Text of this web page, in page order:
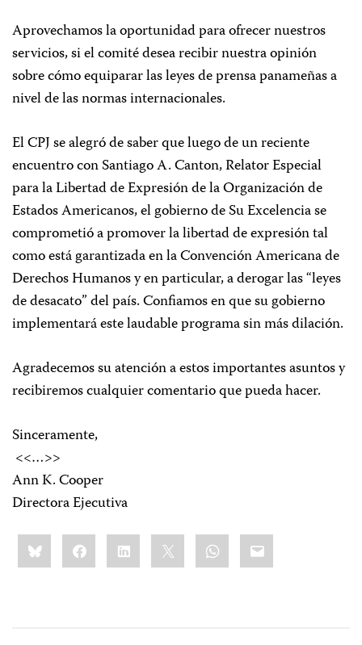
Aprovechamos la oportunidad para ofrecer nuestros
servicios, si el comité desea recibir nuestra opinión
sobre cómo equiparar las leyes de prensa panameñas a
nivel de las normas internacionales.
El CPJ se alegró de saber que luego de un reciente
encuentro con Santiago A. Canton, Relator Especial
para la Libertad de Expresión de la Organización de
Estados Americanos, el gobierno de Su Excelencia se
comprometió a promover la libertad de expresión tal
como está garantizada en la Convención Americana de
Derechos Humanos y en particular, a derogar las “leyes
de desacato” del país. Confiamos en que su gobierno
implementará este laudable programa sin más dilación.
Agradecemos su atención a estos importantes asuntos y
recibiremos cualquier comentario que pueda hacer.
Sinceramente,
<<…>>
Ann K. Cooper
Directora Ejecutiva
Share
this:BlueskyFacebookLinkedIn WhatsApp
Email